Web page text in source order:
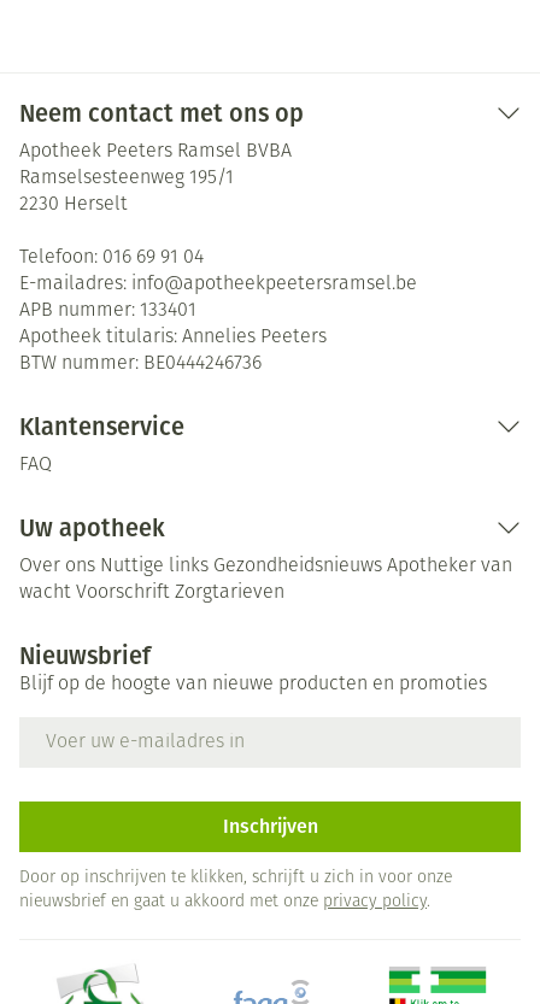
Neem contact met ons op
Apotheek Peeters Ramsel BVBA
Ramselsesteenweg 195/1
2230 Herselt
Telefoon: 016 69 91 04
E-mailadres: info@apotheekpeetersramsel.be
APB nummer: 133401
Apotheek titularis: Annelies Peeters
BTW nummer: BE0444246736
Klantenservice
FAQ
Uw apotheek
Over ons Nuttige links Gezondheidsnieuws Apotheker van
wacht Voorschrift Zorgtarieven
Nieuwsbrief
Blijf op de hoogte van nieuwe producten en promoties
Inschrijven
Door op inschrijven te klikken, schrijft u zich in voor onze
nieuwsbrief en gaat u akkoord met onze privacy policy.